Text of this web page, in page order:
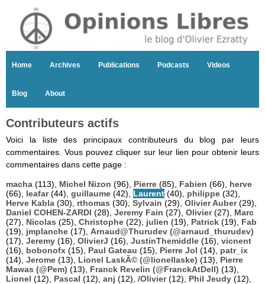
Home Archives Publications Podcasts Videos
Blog About
Contributeurs actifs
Voici la liste des principaux contributeurs du blog par leurs
commentaires. Vous pouvez cliquer sur leur lien pour obtenir leurs
commentaires dans cette page :
macha (113), Michel Nizon (96), Pierre (85), Fabien (66), herve
(66), leafar(44), guillaume (42), Laurent (40), philippe (32),
Herve Kabla (30), rthomas (30), Sylvain (29), Olivier Auber(29),
Daniel COHEN-ZARDI (28), Jeremy Fain (27), Olivier(27), Marc
(27), Nicolas (25), Christophe (22), julien (19), Patrick (19), Fab
(19), jmplanche (17), Arnaud@Thurudev (@arnaud_thurudev)
(17), Jeremy (16), OlivierJ (16), JustinThemiddle (16), vicnent
(16), bobonofx (15), Paul Gateau (15), Pierre Jol (14), patr_ix
(14), Jerome (13), Lionel LaskÃ© (@lionellaske) (13), Pierre
Mawas (@Pem) (13), Franck Revelin (@FranckAtDell) (13),
Lionel (12), Pascal (12), anj (12), /Olivier(12), Phil Jeudy (12),